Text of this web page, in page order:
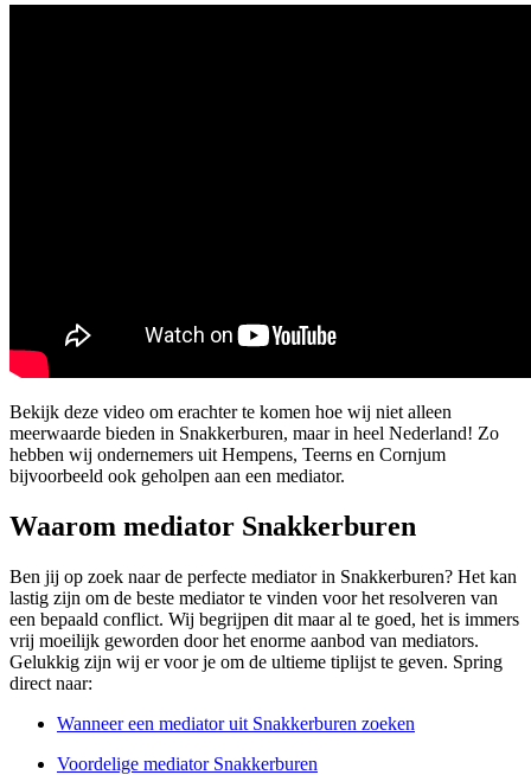
Bekijk deze video om erachter te komen hoe wij niet alleen
meerwaarde bieden in Snakkerburen, maar in heel Nederland! Zo
hebben wij ondernemers uit Hempens, Teerns en Cornjum
bijvoorbeeld ook geholpen aan een mediator.
Waarom mediator Snakkerburen
Ben jij op zoek naar de perfecte mediator in Snakkerburen? Het kan
lastig zijn om de beste mediator te vinden voor het resolveren van
een bepaald conflict. Wij begrijpen dit maar al te goed, het is immers
vrij moeilijk geworden door het enorme aanbod van mediators.
Gelukkig zijn wij er voor je om de ultieme tiplijst te geven. Spring
direct naar:
Wanneer een mediator uit Snakkerburen zoeken
Voordelige mediator Snakkerburen